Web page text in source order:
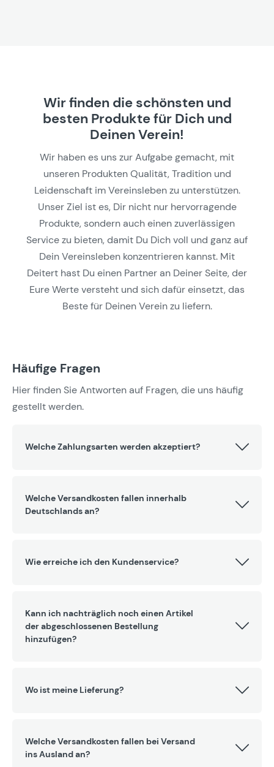
Wir finden die schönsten und
besten Produkte für Dich und
Deinen Verein!
Wir haben es uns zur Aufgabe gemacht, mit
unseren Produkten Qualität, Tradition und
Leidenschaft im Vereinsleben zu unterstützen.
Unser Ziel ist es, Dir nicht nur hervorragende
Produkte, sondern auch einen zuverlässigen
Service zu bieten, damit Du Dich voll und ganz auf
Dein Vereinsleben konzentrieren kannst. Mit
Deitert hast Du einen Partner an Deiner Seite, der
Eure Werte versteht und sich dafür einsetzt, das
Beste für Deinen Verein zu liefern.
Häufige Fragen
Hier finden Sie Antworten auf Fragen, die uns häufig
gestellt werden.
Welche Zahlungsarten werden akzeptiert?
Welche Versandkosten fallen innerhalb
Deutschlands an?
Wie erreiche ich den Kundenservice?
Kann ich nachträglich noch einen Artikel
der abgeschlossenen Bestellung
hinzufügen?
Wo ist meine Lieferung?
Welche Versandkosten fallen bei Versand
ins Ausland an?